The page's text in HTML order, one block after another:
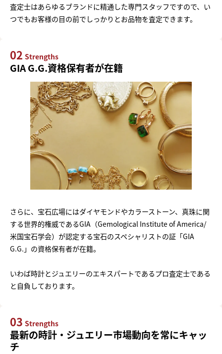
査定士はあらゆるブランドに精通した専門スタッフですので、い
つでもお客様の目の前でしっかりとお品物を査定できます。
02 Strengths
GIA G.G.資格保有者が在籍
さらに、宝石広場にはダイヤモンドやカラーストーン、真珠に関
する世界的権威であるGIA（Gemological Institute of America/
米国宝石学会）が認定する宝石のスペシャリストの証「GIA
G.G.」の資格保有者が在籍。
いわば時計とジュエリーのエキスパートであるプロ査定士である
と自負しております。
03 Strengths
最新の時計・ジュエリー市場動向を常にキャッ
チ